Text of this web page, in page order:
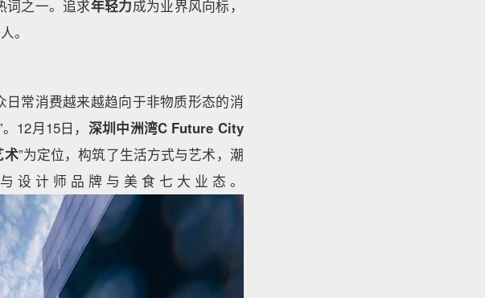
词之一。追求年轻力成为业界风向标，
。
常消费越来越趋向于非物质形态的消
12月15日， 深圳中洲湾C Future City
术”为定位，构筑了生活方式与艺术，潮
设计师品牌与美食七大业态。